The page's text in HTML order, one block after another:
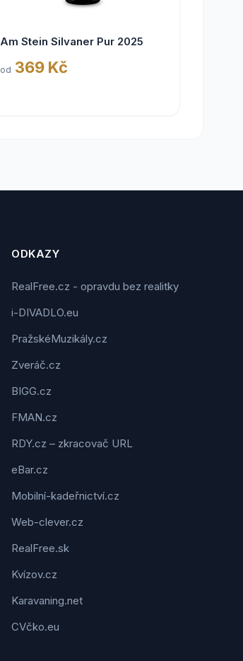
Am Stein Silvaner Pur 2025
od 369 Kč
ODKAZY
RealFree.cz - opravdu bez realitky
i-DIVADLO.eu
PražskéMuzikály.cz
Zveráč.cz
BIGG.cz
FMAN.cz
RDY.cz – zkracovač URL
eBar.cz
Mobilní-kadeřnictví.cz
Web-clever.cz
RealFree.sk
Kvízov.cz
Karavaning.net
CVčko.eu